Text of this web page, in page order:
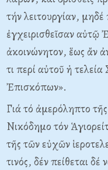
τήν λειτουργίαν, μηδέ
ἐγχειρισθεῖσαν αὐτῷ
ἀκοινώνητον, ἕως ἄν
τι περί αὐτοῦ ἡ
Ἐπισκόπων».
Γιά τό ἀμερόληπτο
Nικόδημο τόν
τῆς τῶν εὐχῶν
τινός, δέν πείθεται